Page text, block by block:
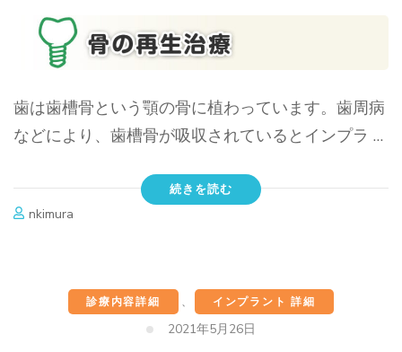
歯は歯槽骨という顎の骨に植わっています。歯周病
などにより、歯槽骨が吸収されているとインプラ …
続きを読む
nkimura
診療内容詳細 、 インプラント 詳細
2021年5月26日